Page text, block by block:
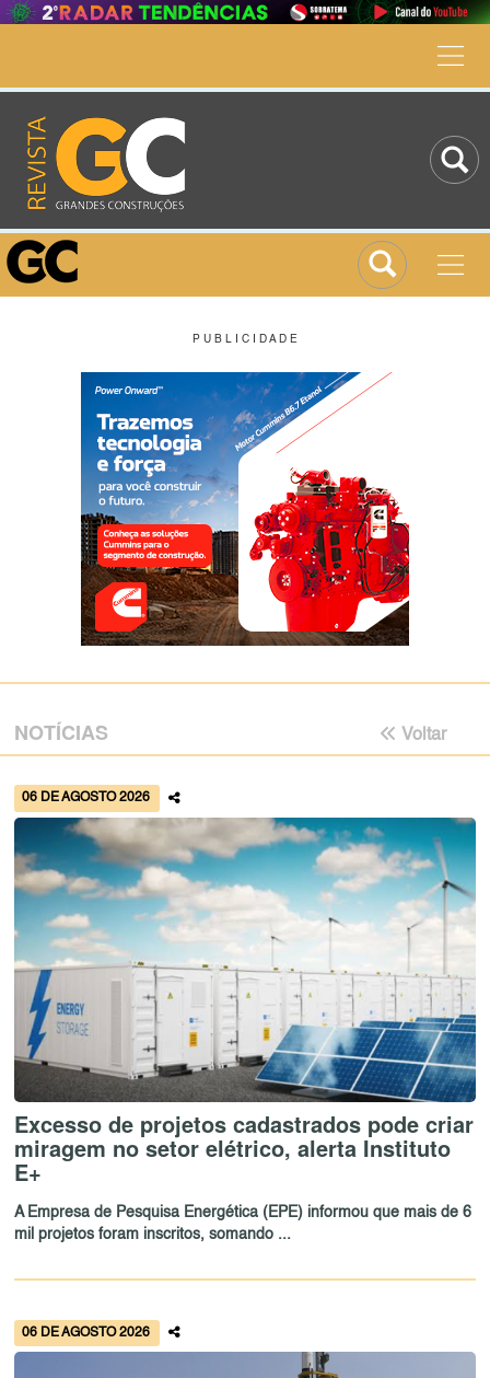
P U B L I C I D A D E
NOTÍCIAS Voltar
06 DE AGOSTO 2026
Excesso de projetos cadastrados pode criar
miragem no setor elétrico, alerta Instituto
E+
A Empresa de Pesquisa Energética (EPE) informou que mais de 6
mil projetos foram inscritos, somando ...
06 DE AGOSTO 2026